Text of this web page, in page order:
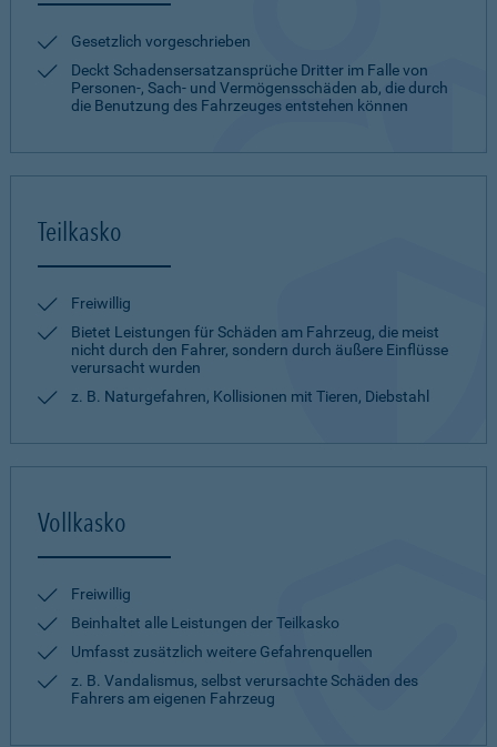
Gesetzlich vorgeschrieben
Deckt Schadensersatzansprüche Dritter im Falle von
Personen-, Sach- und Vermögensschäden ab, die durch
die Benutzung des Fahrzeuges entstehen können
Teilkasko
Freiwillig
Bietet Leistungen für Schäden am Fahrzeug, die meist
nicht durch den Fahrer, sondern durch äußere Einflüsse
verursacht wurden
z. B. Naturgefahren, Kollisionen mit Tieren, Diebstahl
Vollkasko
Freiwillig
Beinhaltet alle Leistungen der Teilkasko
Umfasst zusätzlich weitere Gefahrenquellen
z. B. Vandalismus, selbst verursachte Schäden des
Fahrers am eigenen Fahrzeug